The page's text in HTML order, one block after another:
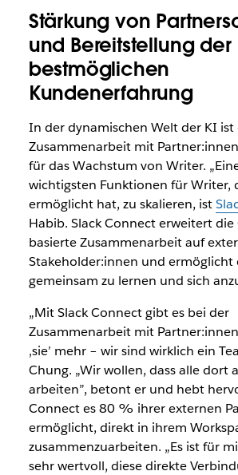
Stärkung von
und Bereitstellung der
bestmöglichen
Kundenerfahrung
In der dynamischen Welt der KI ist
Zusammenarbeit mit
für das Wachstum von Writer.
wichtigsten Funktionen für Writer,
ermöglicht hat, zu skalieren, ist
Habib. Slack Connect erweitert die
basierte Zusammenarbeit auf
Stakeholder:innen und ermöglicht
gemeinsam zu lernen und sich
„Mit Slack Connect gibt es bei der
Zusammenarbeit mit Partner:innen
‚sie’ mehr – wir sind wirklich ein
Chung. „Wir wollen, dass alle dort
arbeiten”, betont er und hebt
Connect es 80 % ihrer externen
ermöglicht, direkt in ihrem
zusammenzuarbeiten. „Es ist für
sehr wertvoll, diese direkte